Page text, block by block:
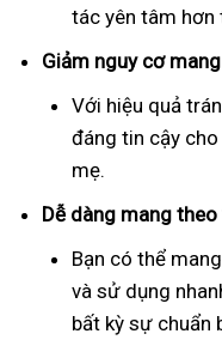
tác yên tâm
Giảm nguy cơ
Với hiệu quả
đáng tin cậy
mẹ.
Dễ dàng mang
Bạn có thể
và sử dụng
bất kỳ sự chuẩn